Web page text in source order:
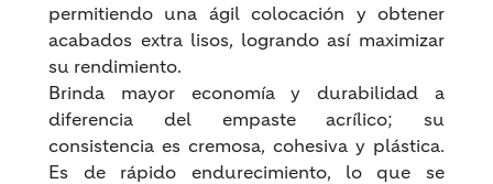
permitiendo una ágil colocación y obtener
acabados extra lisos, logrando así maximizar
su rendimiento.
Brinda mayor economía y durabilidad a
diferencia del empaste acrílico; su
consistencia es cremosa, cohesiva y plástica.
Es de rápido endurecimiento, lo que se